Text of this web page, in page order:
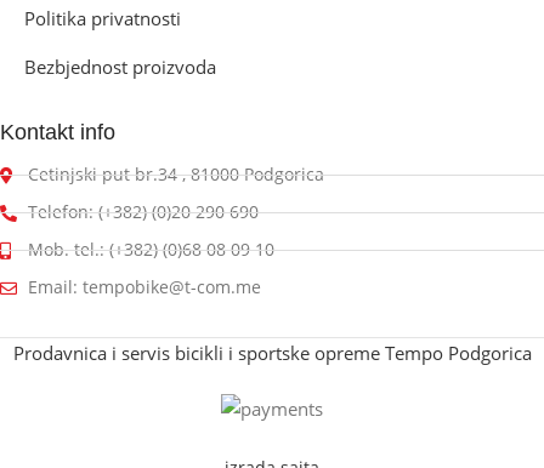
Politika privatnosti
Bezbjednost proizvoda
Kontakt info
Cetinjski put br.34 , 81000 Podgorica
Telefon: (+382) (0)20 290 690
Mob. tel.: (+382) (0)68 08 09 10
Email: tempobike@t-com.me
Prodavnica i servis bicikli i sportske opreme Tempo Podgorica